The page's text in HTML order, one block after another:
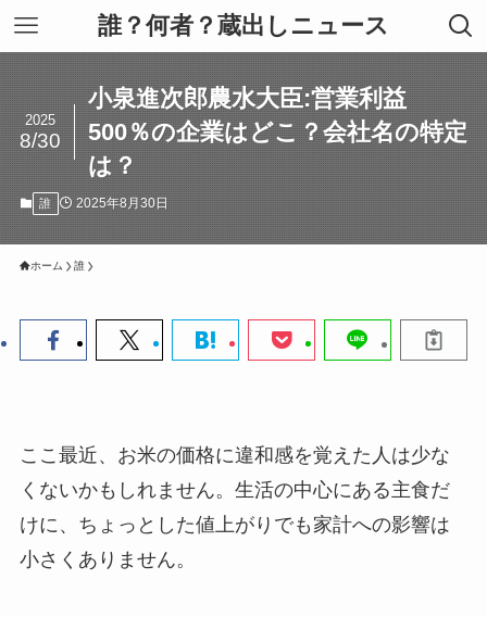
誰？何者？蔵出しニュース
小泉進次郎農水大臣:営業利益
500％の企業はどこ？会社名の特定
は？
2025
8/30
誰 2025年8月30日
ホーム 誰
ここ最近、お米の価格に違和感を覚えた人は少な
くないかもしれません。生活の中心にある主食だ
けに、ちょっとした値上がりでも家計への影響は
小さくありません。